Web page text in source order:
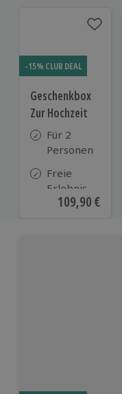
-15% CLUB DEAL
Geschenkbox
Zur Hochzeit
Für 2
Personen
Freie
Erlebnis-
Auswahl
Aktueller Preis
109,90 €